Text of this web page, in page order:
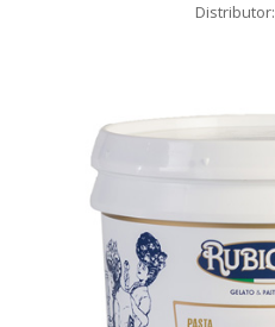
Distributor: